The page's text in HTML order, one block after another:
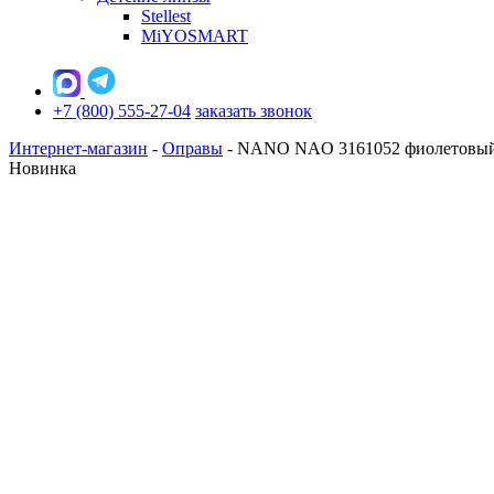
Stellest
MiYOSMART
+7 (800) 555-27-04 заказать звонок
Интернет-магазин - Оправы - NANO NAO 3161052
Новинка